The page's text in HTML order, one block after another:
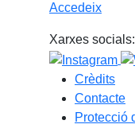
Accedeix
Xarxes socials:
Crèdits
Contacte
Protecció